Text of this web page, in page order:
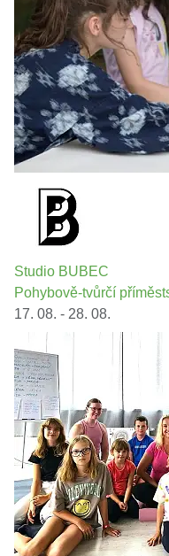
Studio BUBEC
Pohybově-tvůrčí
17. 08. - 28. 08.